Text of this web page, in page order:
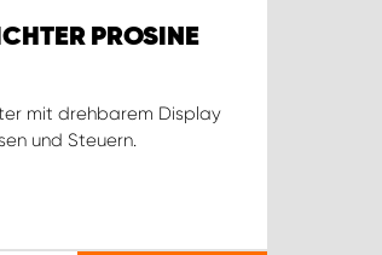
PROSINE
mit drehbarem Display
und Steuern.